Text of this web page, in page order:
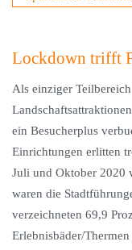
Lockdown trifft
Als einziger
ein Besucherplus
Einrichtungen erlitten
Juli und Oktober 2020
waren die
verzeichneten 69,9
Erlebnisbäder/